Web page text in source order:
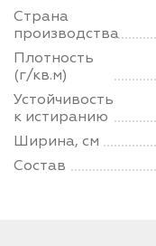
Страна
производства
Плотность
(г/кв.м)
Устойчивость
к истиранию
Ширина, см
Состав